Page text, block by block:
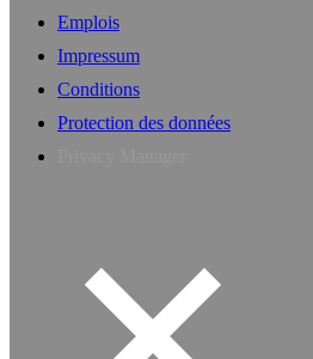
Emplois
Impressum
Conditions
Protection des données